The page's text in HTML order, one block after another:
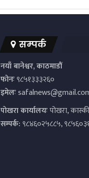
सम्पर्क
नयाँ बानेश्वर, काठमाडौं
फोनः९८५१३३३२६०
इमेलः
पाेखरा कार्यालयःपोखरा,
सम्पर्क:९८४६०२५८८५,